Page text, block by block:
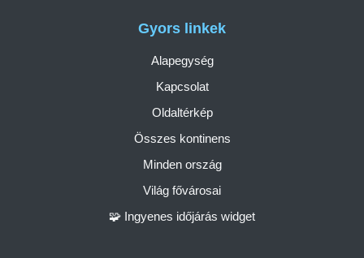
Gyors linkek
Alapegység
Kapcsolat
Oldaltérkép
Összes kontinens
Minden ország
Világ fővárosai
🧩 Ingyenes időjárás widget